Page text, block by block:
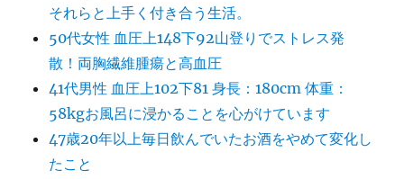
それらと上手く付き合う生活。
50代女性 血圧上148下92山登りでストレス発
散！両胸繊維腫瘍と高血圧
41代男性 血圧上102下81 身長：180cm 体重：
58kgお風呂に浸かることを心がけています
47歳20年以上毎日飲んでいたお酒をやめて変化し
たこと